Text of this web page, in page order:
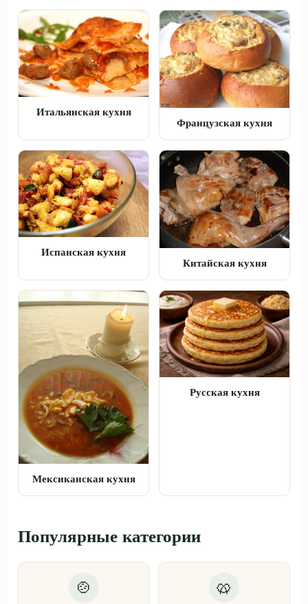
Итальянская кухня
Французская кухня
Испанская кухня
Китайская кухня
Мексиканская кухня
Русская кухня
Популярные категории